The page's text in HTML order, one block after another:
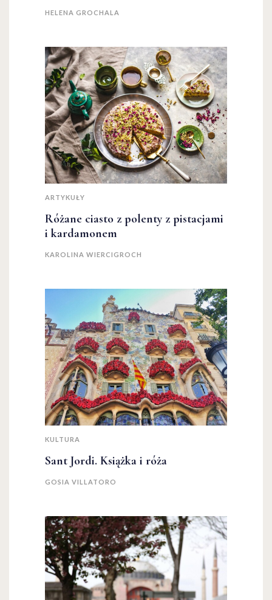
HELENA GROCHALA
ARTYKUŁY
Różane ciasto z polenty z pistacjami
i kardamonem
KAROLINA WIERCIGROCH
KULTURA
Sant Jordi. Książka i róża
GOSIA VILLATORO